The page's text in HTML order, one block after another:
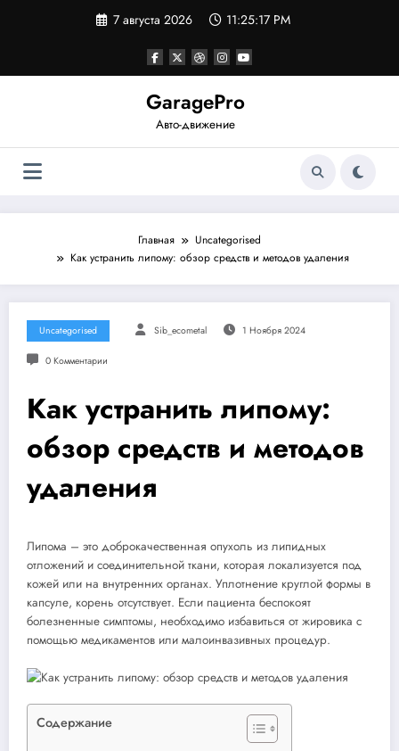
7 августа 2026 11:25:18 PM
GaragePro
Авто-движение
Главная
Uncategorised
Как устранить липому: обзор средств и методов удаления
Uncategorised Sib_ecometal 1 Ноября 2024
0 Комментарии
Как устранить липому:
обзор средств и методов
удаления
Липома – это доброкачественная опухоль из липидных
отложений и соединительной ткани, которая локализуется под
кожей или на внутренних органах. Уплотнение круглой формы в
капсуле, корень отсутствует. Если пациента беспокоят
болезненные симптомы, необходимо избавиться от жировика с
помощью медикаментов или малоинвазивных процедур.
Содержание